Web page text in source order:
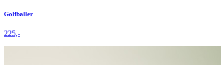
Golfballer
225,-